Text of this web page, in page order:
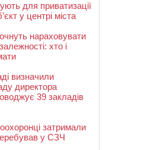
для приватизації
у центрі міста
нараховувати
хто і
визначили
директора
39 закладів
затримали
у СЗЧ